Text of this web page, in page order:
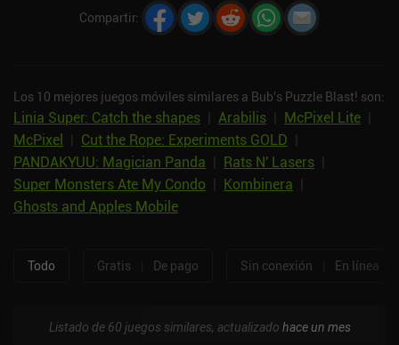
Compartir:
Los 10 mejores juegos móviles similares a Bub's Puzzle Blast! son:
Linia Super: Catch the shapes Arabilis McPixel Lite
McPixel
Cut the Rope: Experiments GOLD
PANDAKYUU: Magician Panda
Rats N' Lasers
Super Monsters Ate My Condo
Kombinera
Ghosts and Apples Mobile
Todo Gratis De pago Sin conexión En línea
Listado de 60 juegos similares, actualizado hace un mes